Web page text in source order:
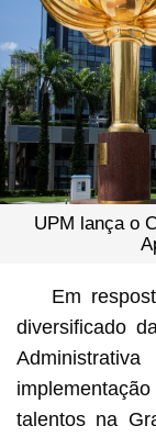
UPM lança o
Em
diversificado
talentos na